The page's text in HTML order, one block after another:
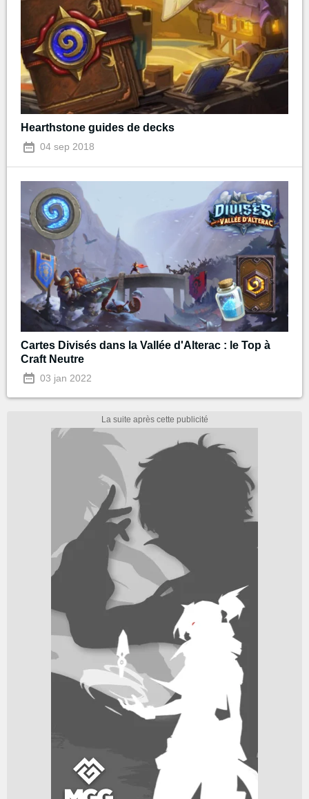
Hearthstone guides de decks
04 sep 2018
Cartes Divisés dans la Vallée d'Alterac : le Top à
Craft Neutre
03 jan 2022